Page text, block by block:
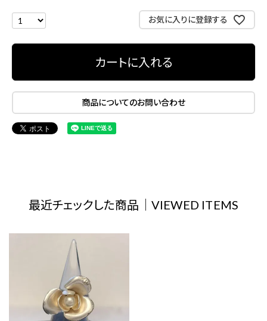
お気に入りに登録する
カートに入れる
商品についてのお問い合わせ
最近チェックした商品｜VIEWED ITEMS